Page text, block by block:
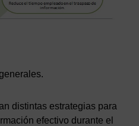
distintas estrategias para
efectivo durante el